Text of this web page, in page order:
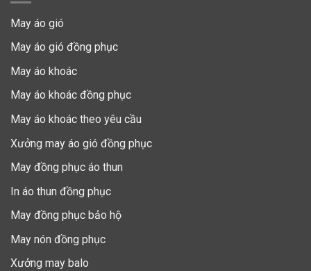
May áo gió
May áo gió đồng phục
May áo khoác
May áo khoác đồng phục
May áo khoác theo yêu cầu
Xưởng may áo gió đồng phục
May đồng phục áo thun
In áo thun đồng phục
May đồng phục bảo hộ
May nón đồng phục
Xưởng may balo